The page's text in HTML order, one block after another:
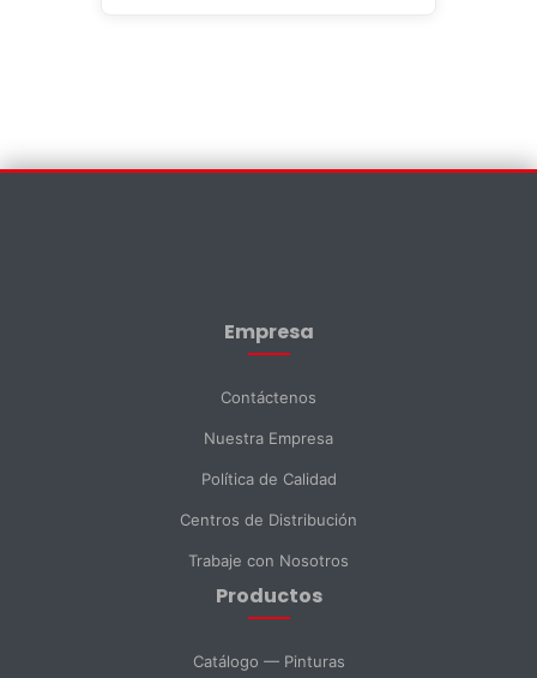
Empresa
Contáctenos
Nuestra Empresa
Política de Calidad
Centros de Distribución
Trabaje con Nosotros
Productos
Catálogo — Pinturas